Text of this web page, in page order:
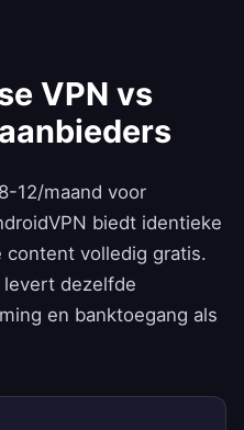
VPN vs
12/maand voor
biedt identieke
content volledig gratis.
levert dezelfde
en banktoegang als